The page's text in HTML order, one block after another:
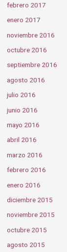
febrero 2017
enero 2017
noviembre 2016
octubre 2016
septiembre 2016
agosto 2016
julio 2016
junio 2016
mayo 2016
abril 2016
marzo 2016
febrero 2016
enero 2016
diciembre 2015
noviembre 2015
octubre 2015
agosto 2015